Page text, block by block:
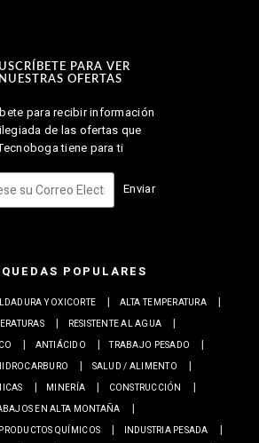
PARA VER
NUESTRAS OFERTAS
para recibir información
de las ofertas que
tiene para ti
Enviar
POPULARES
Y OXICORTE
ALTA TEMPERATURA
RESISTENTE AL AGUA
ANTIÁCIDO
TRABAJO PESADO
SALUD / ALIMENTO
MINERÍA
CONSTRUCCIÓN
EN ALTA MONTAÑA
QUÍMICOS
INDUSTRIA PESADA